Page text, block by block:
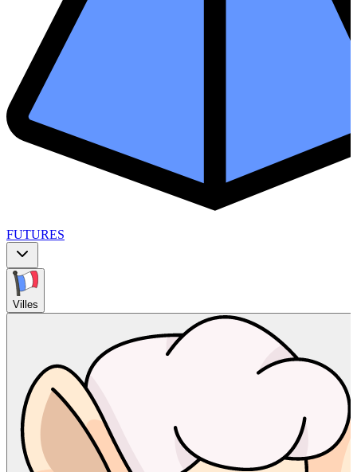
FUTURES
Villes